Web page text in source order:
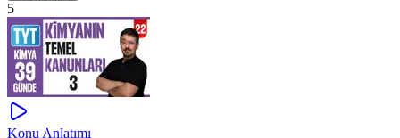
5
Konu Anlatımı